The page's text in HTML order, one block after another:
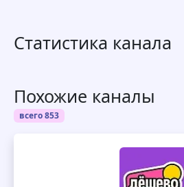
Статистика канала
Похожие каналы
всего 853